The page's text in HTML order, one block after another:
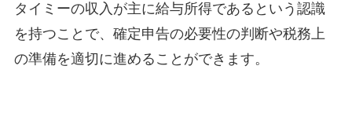
タイミーの収入が主に給与所得であるという認識
を持つことで、確定申告の必要性の判断や税務上
の準備を適切に進めることができます。